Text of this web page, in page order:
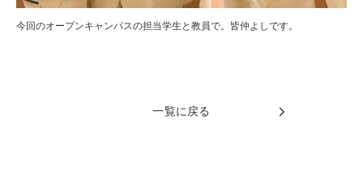
今回のオープンキャンパスの担当学生と教員で。皆仲よしです。
一覧に戻る